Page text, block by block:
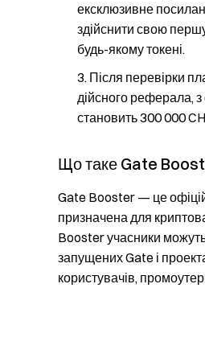
ексклюзивне
здійснити свою
будь-якому токені.
Після перевірки
дійсного реферала,
становить 300 000
Що таке Gate
Gate Booster — це
призначена для
Booster учасники
запущених Gate і
користувачів,